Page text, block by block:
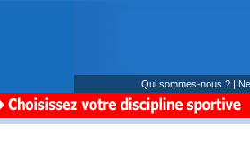
Qui sommes-nous ? |